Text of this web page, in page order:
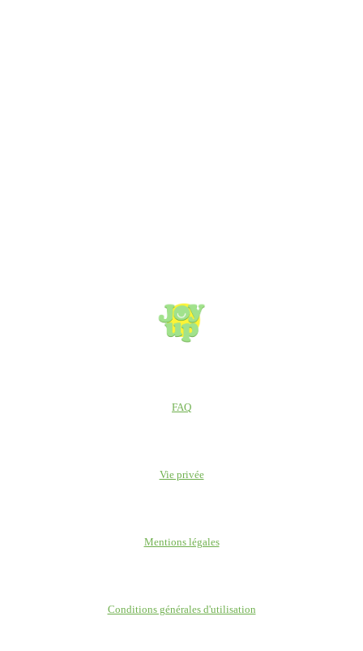
FAQ
Vie privée
Mentions légales
Conditions générales d'utilisation